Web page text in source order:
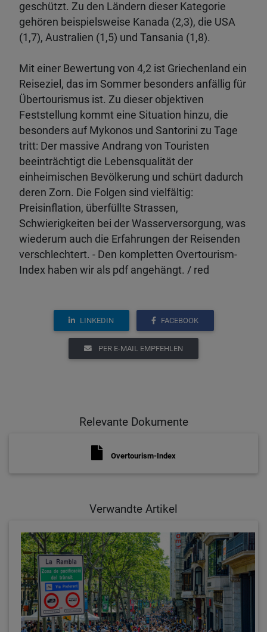
geschützt. Zu den Ländern dieser Kategorie
gehören beispielsweise Kanada (2,3), die USA
(1,7), Australien (1,5) und Tansania (1,8).
Mit einer Bewertung von 4,2 ist Griechenland ein
Reiseziel, das im Sommer besonders anfällig für
Übertourismus ist. Zu dieser objektiven
Feststellung kommt eine Situation hinzu, die
besonders auf Mykonos und Santorini zu Tage
tritt: Der massive Andrang von Touristen
beeinträchtigt die Lebensqualität der
einheimischen Bevölkerung und schürt dadurch
deren Zorn. Die Folgen sind vielfältig:
Preisinflation, überfüllte Strassen,
Schwierigkeiten bei der Wasserversorgung, was
wiederum auch die Erfahrungen der Reisenden
verschlechtert. - Den kompletten Overtourism-
Index haben wir als pdf angehängt. / red
LINKEDIN FACEBOOK
PER E-MAIL EMPFEHLEN
Relevante Dokumente
Overtourism-Index
Verwandte Artikel